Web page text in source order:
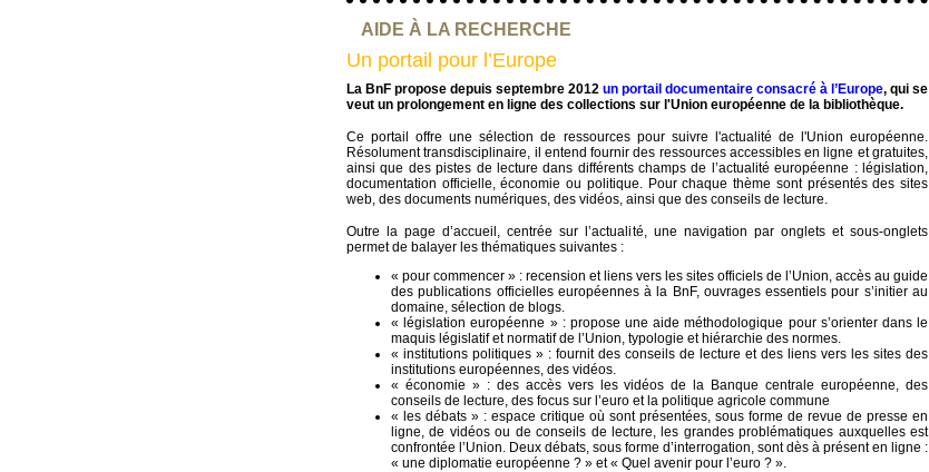
AIDE À LA RECHERCHE
Un portail pour l’Europe
La BnF propose depuis septembre 2012 un portail documentaire consacré à l’Europe, qui se
veut un prolongement en ligne des collections sur l'Union européenne de la bibliothèque.
Ce portail offre une sélection de ressources pour suivre l'actualité de l'Union européenne.
Résolument transdisciplinaire, il entend fournir des ressources accessibles en ligne et gratuites,
ainsi que des pistes de lecture dans différents champs de l’actualité européenne : législation,
documentation officielle, économie ou politique. Pour chaque thème sont présentés des sites
web, des documents numériques, des vidéos, ainsi que des conseils de lecture.
Outre la page d’accueil, centrée sur l’actualité, une navigation par onglets et sous-onglets
permet de balayer les thématiques suivantes :
« pour commencer » : recension et liens vers les sites officiels de l’Union, accès au guide
des publications officielles européennes à la BnF, ouvrages essentiels pour s’initier au
domaine, sélection de blogs.
« législation européenne » : propose une aide méthodologique pour s’orienter dans le
maquis législatif et normatif de l’Union, typologie et hiérarchie des normes.
« institutions politiques » : fournit des conseils de lecture et des liens vers les sites des
institutions européennes, des vidéos.
« économie » : des accès vers les vidéos de la Banque centrale européenne, des
conseils de lecture, des focus sur l’euro et la politique agricole commune
« les débats » : espace critique où sont présentées, sous forme de revue de presse en
ligne, de vidéos ou de conseils de lecture, les grandes problématiques auxquelles est
confrontée l’Union. Deux débats, sous forme d’interrogation, sont dès à présent en ligne :
« une diplomatie européenne ? » et « Quel avenir pour l’euro ? ».